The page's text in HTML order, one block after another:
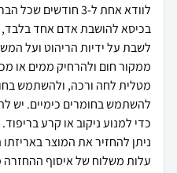
לוודא אחת ל-3
בכיסא להושבת אדם אחד בלבד,
לשבת על ידיות הריהוט ועל
ממקור חום ולהרחיק ממים או
מטלית לחה ורכה, ולהשתמש
להשתמש בחומרים כימיים. יש
כדי למנוע ניקוב או קרע
ניתן להחזיר את המוצר
עלות משלוח של איסוף